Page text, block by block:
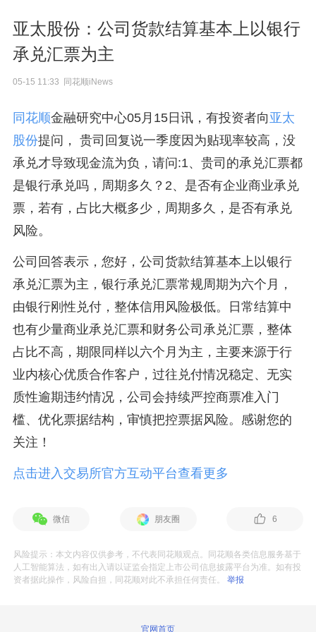
亚太股份：公司货款结算基本上以银行
承兑汇票为主
05-15 11:33 同花顺iNews
同花顺金融研究中心05月15日讯，有投资者向 亚太
股份提问， 贵司回复说一季度因为贴现率较高，没
承兑才导致现金流为负，请问:1、贵司的承兑汇票都
是银行承兑吗，周期多久？2、是否有企业商业承兑
票，若有，占比大概多少，周期多久，是否有承兑
风险。
公司回答表示，您好，公司货款结算基本上以银行
承兑汇票为主，银行承兑汇票常规周期为六个月，
由银行刚性兑付，整体信用风险极低。日常结算中
也有少量商业承兑汇票和财务公司承兑汇票，整体
占比不高，期限同样以六个月为主，主要来源于行
业内核心优质合作客户，过往兑付情况稳定、无实
质性逾期违约情况，公司会持续严控商票准入门
槛、优化票据结构，审慎把控票据风险。感谢您的
关注！
点击进入交易所官方互动平台查看更多
微信 朋友圈 6
风险提示：本文内容仅供参考，不代表同花顺观点。同花顺各类信息服务基于
人工智能算法，如有出入请以证监会指定上市公司信息披露平台为准。如有投
资者据此操作，风险自担，同花顺对此不承担任何责任。举报
官网首页